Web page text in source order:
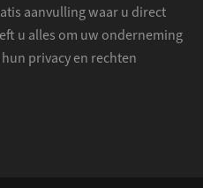
aanvulling waar u direct
u alles om uw onderneming
privacy en rechten